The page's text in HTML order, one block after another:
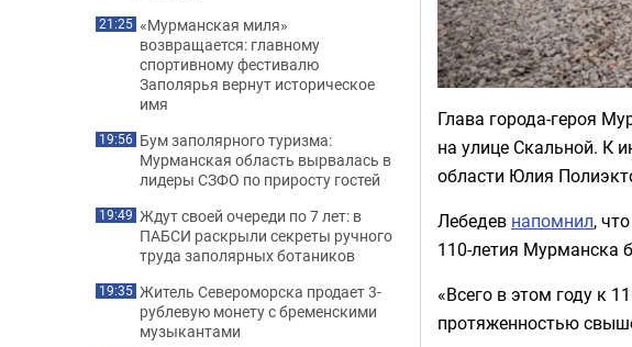
Глава города-героя
на улице Скальной. К
области Юлия
Лебедев напомнил,
110-летия Мурманска
«Всего в этом году к
протяженностью
21:25 «Мурманская миля»
возвращается: главному
спортивному фестивалю
Заполярья вернут историческое
имя
19:56 Бум заполярного туризма:
Мурманская область вырвалась в
лидеры СЗФО по приросту гостей
19:49 Ждут своей очереди по 7 лет: в
ПАБСИ раскрыли секреты ручного
труда заполярных ботаников
19:35 Житель Североморска продает 3-
рублевую монету с бременскими
музыкантами